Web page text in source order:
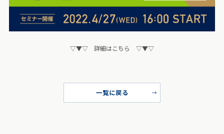
▽▼▽ 詳細はこちら ▽▼▽
一覧に戻る